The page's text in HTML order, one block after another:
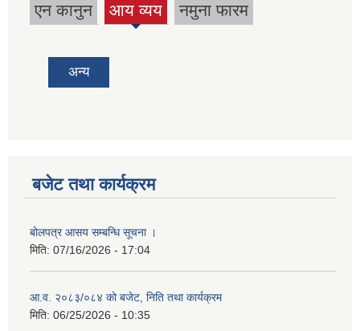
एन कानुन आय व्यय
(active
नमुना फारम
अन्य
बजेट तथा कार्यक्रम
बोलपत्र आसय सम्बन्धि सूचना ।
मिति: 07/16/2026 - 17:04
आ.व. २०८३/०८४ को बजेट, निति तथा कार्यक्रम
मिति: 06/25/2026 - 10:35